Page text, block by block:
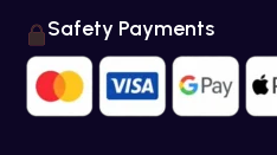
Safety Payments